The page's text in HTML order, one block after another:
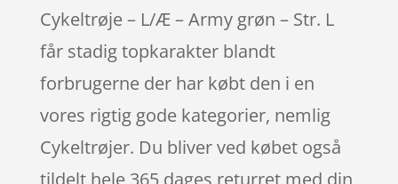
Cykeltrøje – L/Æ – Army grøn – Str. L
får stadig topkarakter blandt
forbrugerne der har købt den i en
vores rigtig gode kategorier, nemlig
Cykeltrøjer. Du bliver ved købet også
tildelt hele 365 dages returret med din